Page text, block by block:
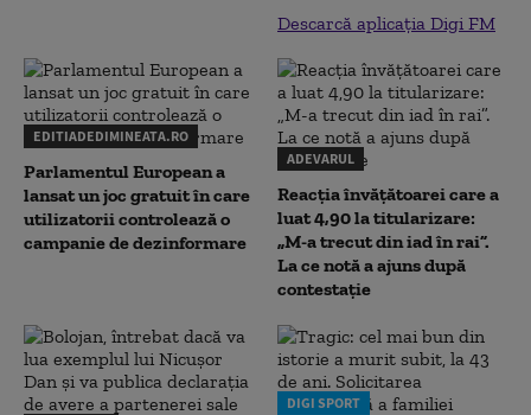
Descarcă aplicația Digi FM
EDITIADEDIMINEATA.RO
Parlamentul European a
lansat un joc gratuit în care
utilizatorii controlează o
campanie de dezinformare
ADEVARUL
Reacția învățătoarei care a
luat 4,90 la titularizare:
„M-a trecut din iad în rai”.
La ce notă a ajuns după
contestație
DIGI SPORT